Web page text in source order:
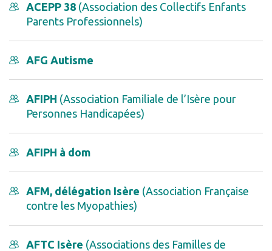
ACEPP 38 (Association des Collectifs Enfants
Parents Professionnels)
AFG Autisme
AFIPH (Association Familiale de l’Isère pour
Personnes Handicapées)
AFIPH à dom
AFM, délégation Isère (Association Française
contre les Myopathies)
AFTC Isère (Associations des Familles de